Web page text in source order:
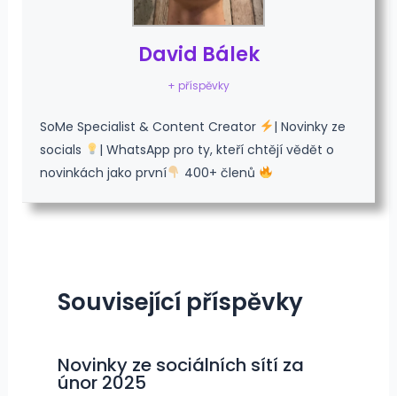
David Bálek
+ příspěvky
SoMe Specialist & Content Creator
| Novinky ze
socials
| WhatsApp pro ty, kteří chtějí vědět o
novinkách jako první
400+ členů
Související příspěvky
Novinky ze sociálních sítí za
únor 2025